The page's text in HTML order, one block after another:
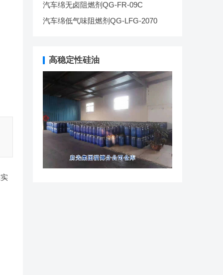
汽车绵无卤阻燃剂QG-FR-09C
汽车绵低气味阻燃剂QG-LFG-2070
高稳定性硅油